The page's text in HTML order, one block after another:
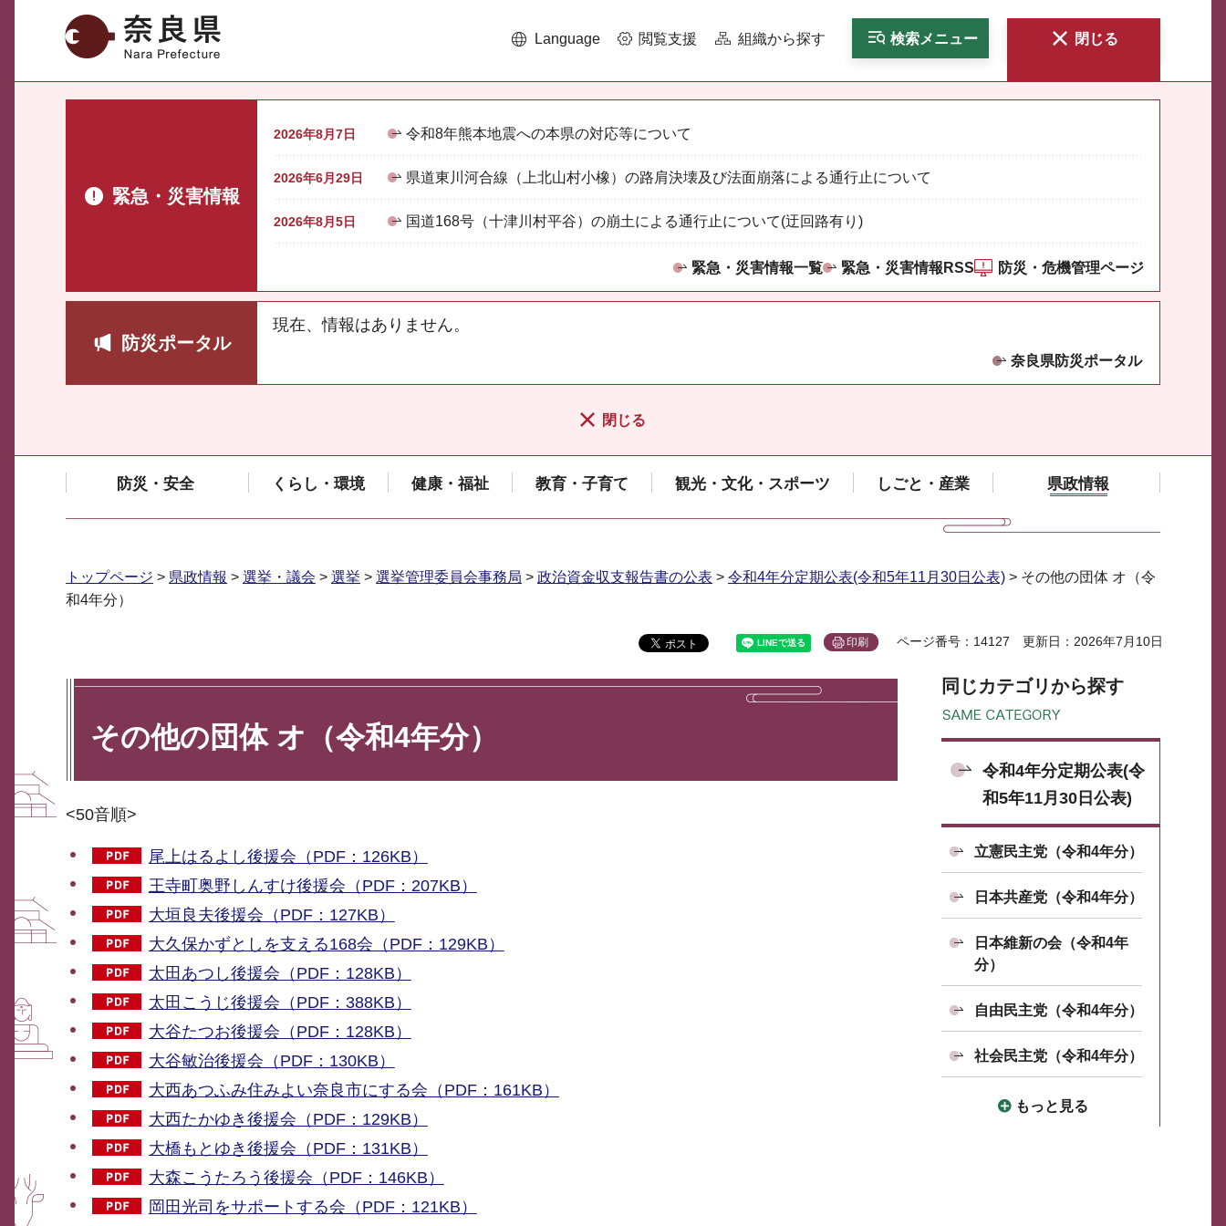
奈良県 Language 閲覧支援 組織から探す 検索メニュー 閉じる
緊急・災害情報
2026年8月7日 令和8年熊本地震への本県の対応等について
2026年6月29日 県道東川河合線（上北山村小橡）の路肩決壊及び法面崩落による通行止について
2026年8月5日 国道168号（十津川村平谷）の崩土による通行止について(迂回路有り)
緊急・災害情報一覧 緊急・災害情報RSS 防災・危機管理ページ
防災ポータル
現在、情報はありません。
奈良県防災ポータル
閉じる
防災・安全 くらし・環境 健康・福祉 教育・子育て 観光・文化・スポーツ しごと・産業 県政情報
トップページ > 県政情報 > 選挙・議会 > 選挙 > 選挙管理委員会事務局 > 政治資金収支報告書の公表 > 令和4年分定期公表(令和5年11月30日公表) > その他の団体 オ（令
和4年分）
印刷 ページ番号：14127 更新日：2026年7月10日
その他の団体 オ（令和4年分）
<50音順>
尾上はるよし後援会（PDF：126KB）
王寺町奥野しんすけ後援会（PDF：207KB）
大垣良夫後援会（PDF：127KB）
大久保かずとしを支える168会（PDF：129KB）
太田あつし後援会（PDF：128KB）
太田こうじ後援会（PDF：388KB）
大谷たつお後援会（PDF：128KB）
大谷敏治後援会（PDF：130KB）
大西あつふみ住みよい奈良市にする会（PDF：161KB）
大西たかゆき後援会（PDF：129KB）
大橋もとゆき後援会（PDF：131KB）
大森こうたろう後援会（PDF：146KB）
岡田光司をサポートする会（PDF：121KB）
同じカテゴリから探す
令和4年分定期公表(令
和5年11月30日公表)
立憲民主党（令和4年分）
日本共産党（令和4年分）
日本維新の会（令和4年
分）
自由民主党（令和4年分）
社会民主党（令和4年分）
もっと見る